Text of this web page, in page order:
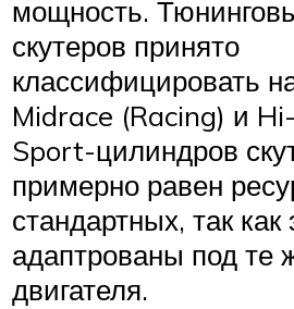
мощность.
скутеров принято
классифицировать
Midrace (Racing) и
Sport-цилиндров
примерно равен
стандартных, так
адаптрованы под те
двигателя.